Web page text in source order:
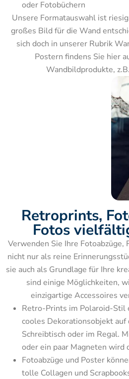
Unsere Formatauswahl ist
großes Bild für die Wand
sich doch in unserer Rubrik
Postern findens Sie hier
Wandbildprodukte,
Retroprints,
Fotos
Verwenden Sie Ihre
nicht nur als reine
sie auch als Grundlage für Ihre
sind einige Möglichkeiten,
einzigartige Accessoires
Retro-Prints im Polaroid-Stil
cooles Dekorationsobjekt auf
Schreibtisch oder im Regal.
oder ein paar Magneten wird
Fotoabzüge und Poster
tolle Collagen und